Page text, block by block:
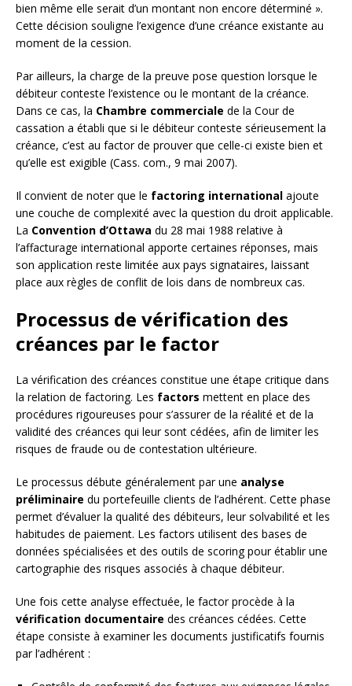
bien même elle serait d’un montant non encore déterminé ».
Cette décision souligne l’exigence d’une créance existante au
moment de la cession.
Par ailleurs, la charge de la preuve pose question lorsque le
débiteur conteste l’existence ou le montant de la créance.
Dans ce cas, la Chambre commerciale de la Cour de
cassation a établi que si le débiteur conteste sérieusement la
créance, c’est au factor de prouver que celle-ci existe bien et
qu’elle est exigible (Cass. com., 9 mai 2007).
Il convient de noter que le factoring international ajoute
une couche de complexité avec la question du droit applicable.
La Convention d’Ottawa du 28 mai 1988 relative à
l’affacturage international apporte certaines réponses, mais
son application reste limitée aux pays signataires, laissant
place aux règles de conflit de lois dans de nombreux cas.
Processus de vérification des
créances par le factor
La vérification des créances constitue une étape critique dans
la relation de factoring. Les factors mettent en place des
procédures rigoureuses pour s’assurer de la réalité et de la
validité des créances qui leur sont cédées, afin de limiter les
risques de fraude ou de contestation ultérieure.
Le processus débute généralement par une analyse
préliminaire du portefeuille clients de l’adhérent. Cette phase
permet d’évaluer la qualité des débiteurs, leur solvabilité et les
habitudes de paiement. Les factors utilisent des bases de
données spécialisées et des outils de scoring pour établir une
cartographie des risques associés à chaque débiteur.
Une fois cette analyse effectuée, le factor procède à la
vérification documentaire des créances cédées. Cette
étape consiste à examiner les documents justificatifs fournis
par l’adhérent :